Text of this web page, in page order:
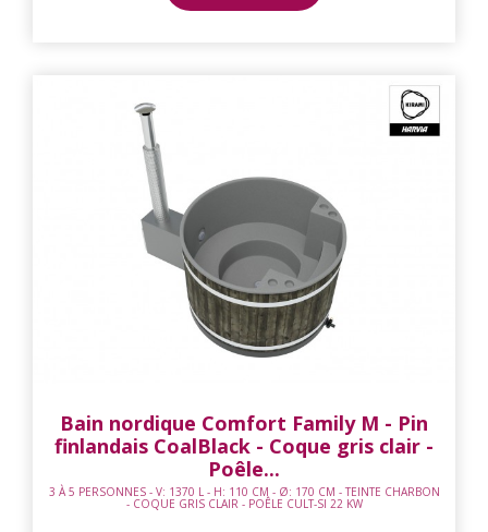
Bain nordique Comfort Family M - Pin
finlandais CoalBlack - Coque gris clair -
Poêle...
3 À 5 PERSONNES - V: 1370 L - H: 110 CM - Ø: 170 CM - TEINTE CHARBON
- COQUE GRIS CLAIR - POÊLE CULT-SI 22 KW